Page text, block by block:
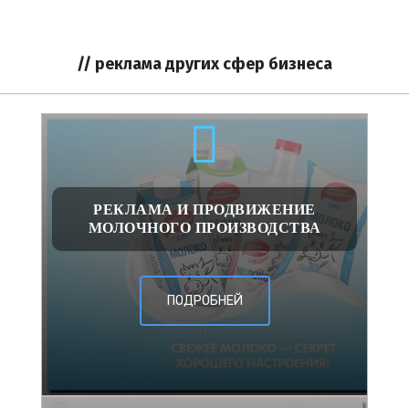
// реклама других сфер бизнеса
РЕКЛАМА И ПРОДВИЖЕНИЕ
МОЛОЧНОГО ПРОИЗВОДСТВА
ПОДРОБНЕЙ